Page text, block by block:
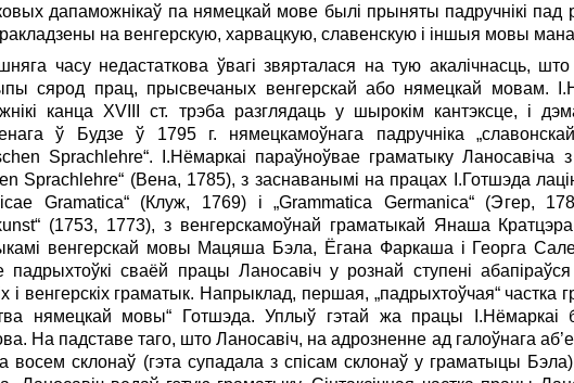
дапаможнікаў па нямецкай мове былі прыняты падручнікі пад
на венгерскую, харвацкую, славенскую і іншыя мовы
часу недастаткова ўвагі звярталася на тую акалічнасць,
сярод прац, прысвечаных венгерскай або нямецкай мовам.
канца XVIII ст. трэба разглядаць у шырокім кантэксце, і
ў Будзе ў 1795 г. нямецкамоўнага падручніка
Sprachlehre“. І.Нёмаркаі параўноўвае граматыку Ланосавіча
Sprachlehre“ (Вена, 1785), з заснаванымі на працах І.Готшэда
Gramatica“ (Клуж, 1769) і „Grammatica Germanica“ (Эгер,
(1753, 1773), з венгерскамоўнай граматыкай Янаша
венгерскай мовы Мацяша Бэла, Ёгана Фаркаша і Георга
падрыхтоўкі сваёй працы Ланосавіч у рознай ступені
і венгерскіх граматык. Напрыклад, першая, „падрыхтоўчая“ частка
нямецкай мовы“ Готшэда. Уплыў гэтай жа працы І.Нёмаркаі
На падставе таго, што Ланосавіч, на адрозненне ад галоўнага
восем склонаў (гэта супадала з спісам склонаў у граматыцы